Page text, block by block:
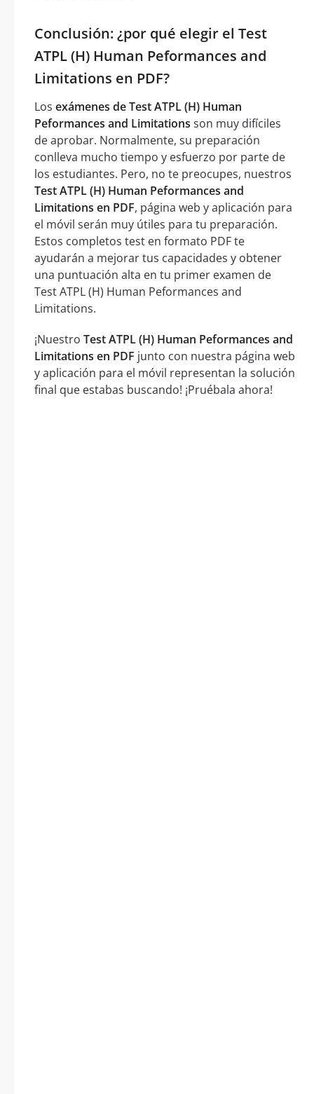
Conclusión: ¿por qué elegir el Test
ATPL (H) Human Peformances and
Limitations en PDF?
Los exámenes de Test ATPL (H) Human
Peformances and Limitations son muy difíciles
de aprobar. Normalmente, su preparación
conlleva mucho tiempo y esfuerzo por parte de
los estudiantes. Pero, no te preocupes, nuestros
Test ATPL (H) Human Peformances and
Limitations en PDF, página web y aplicación para
el móvil serán muy útiles para tu preparación.
Estos completos test en formato PDF te
ayudarán a mejorar tus capacidades y obtener
una puntuación alta en tu primer examen de
Test ATPL (H) Human Peformances and
Limitations.
¡Nuestro Test ATPL (H) Human Peformances and
Limitations en PDF junto con nuestra página web
y aplicación para el móvil representan la solución
final que estabas buscando! ¡Pruébala ahora!